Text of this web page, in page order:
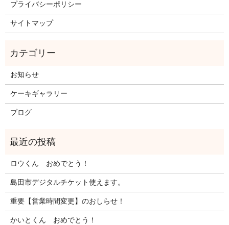
プライバシーポリシー
サイトマップ
お知らせ
ケーキギャラリー
ブログ
ロウくん おめでとう！
島田市デジタルチケット使えます。
重要【営業時間変更】のおしらせ！
かいとくん おめでとう！